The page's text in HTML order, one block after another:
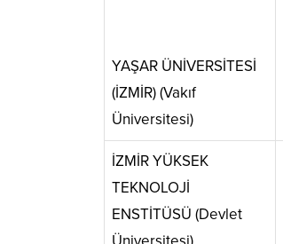
YAŞAR ÜNİVERSİTESİ
(İZMİR) (Vakıf
Üniversitesi)
İZMİR YÜKSEK
TEKNOLOJİ
ENSTİTÜSÜ (Devlet